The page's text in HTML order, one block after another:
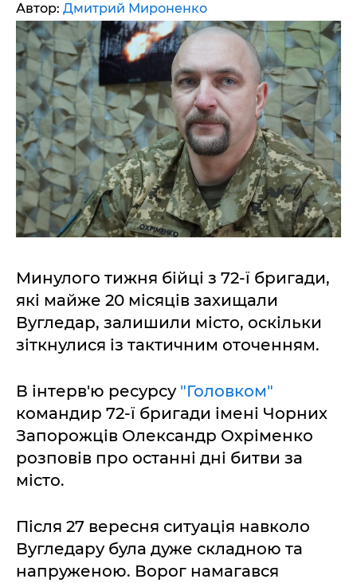
Автор: Дмитрий Мироненко
Минулого тижня бійці з 72-ї бригади,
які майже 20 місяців захищали
Вугледар, залишили місто, оскільки
зіткнулися із тактичним оточенням.
В інтерв'ю ресурсу"Головком"
командир 72-ї бригади імені Чорних
Запорожців Олександр Охріменко
розповів про останні дні битви за
місто.
Після 27 вересня ситуація навколо
Вугледару була дуже складною та
напруженою. Ворог намагався